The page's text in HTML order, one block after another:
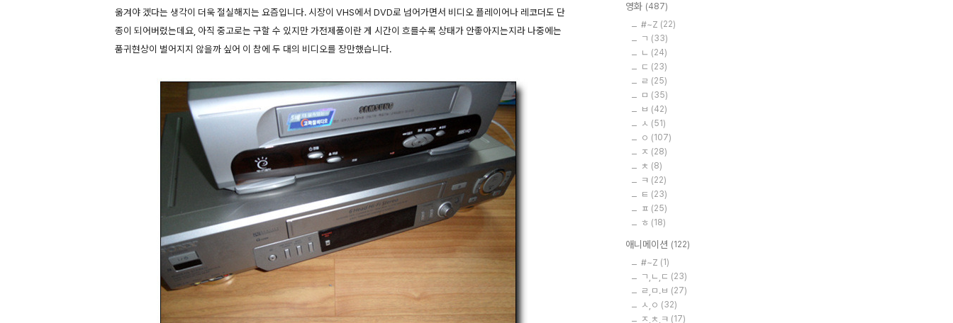
옮겨야 겠다는 생각이 더욱 절실해지는 요즘입니다. 시장이 VHS에서 DVD로 넘어가면서 비디오 플레이어나 레코더도 단
종이 되어버렸는데요, 아직 중고로는 구할 수 있지만 가전제품이란 게 시간이 흐를수록 상태가 안좋아지는지라 나중에는
품귀현상이 벌어지지 않을까 싶어 이 참에 두 대의 비디오를 장만했습니다.
영화 (487)
#~Z (22)
ㄱ (33)
ㄴ (24)
ㄷ (23)
ㄹ (25)
ㅁ (35)
ㅂ (42)
ㅅ (51)
ㅇ (107)
ㅈ (28)
ㅊ (8)
ㅋ (22)
ㅌ (23)
ㅍ (25)
ㅎ (18)
애니메이션 (122)
#~Z (1)
ㄱ,ㄴ,ㄷ (23)
ㄹ,ㅁ.ㅂ (27)
ㅅ,ㅇ (32)
ㅈ,ㅊ,ㅋ (17)